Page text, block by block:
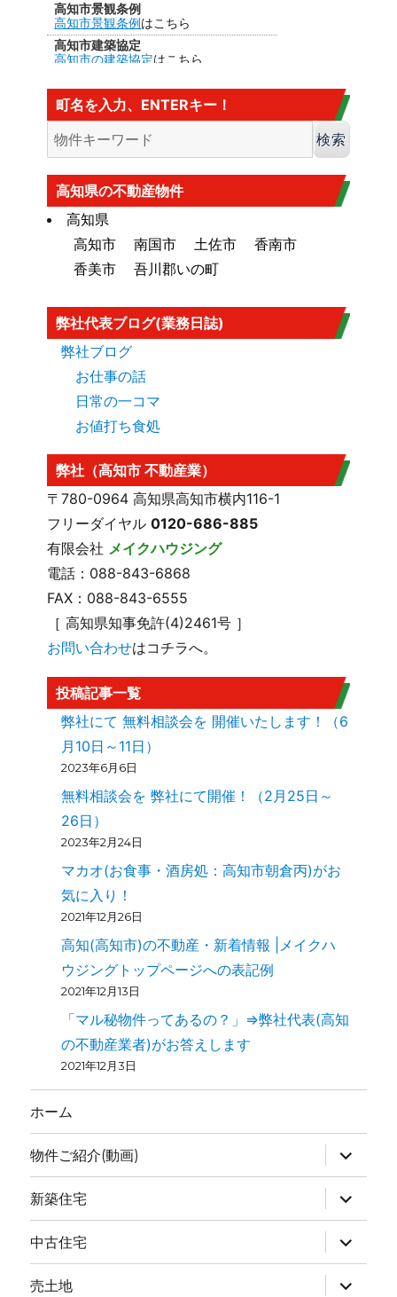
高知市景観条例
高知市景観条例 はこちら
高知市建築協定
高知市の建築協定はこちら
高知市の建法22条区域
はこちら・・・
カヤ葺き、ログハウスはダメ
香南市の海抜
香南市の海抜（標高）
高知市大規模盛土造成地マップ
ら
町名を入力、ENTERキー！
高知県の不動産物件
高知県
高知市
南国市 土佐市
香南市
香美市
吾川郡いの町
弊社代表ブログ(業務日誌)
弊社ブログ
お仕事の話
日常の一コマ
お値打ち食処
弊社（高知市 不動産業）
〒780-0964 高知県高知市横内116-1
フリーダイヤル0120-686-885
有限会社 メイクハウジング
電話：088-843-6868
FAX：088-843-6555
［ 高知県知事免許(4)2461号 ］
お問い合わせはコチラへ。
投稿記事一覧
弊社にて 無料相談会を 開催いたします！（6
月10日～11日）
2023年6月6日
無料相談会を 弊社にて開催！（2月25日～
26日）
2023年2月24日
マカオ(お食事・酒房処：高知市朝倉丙)がお
気に入り！
2021年12月26日
高知(高知市)の不動産・新着情報 |メイクハ
ウジングトップページへの表記例
2021年12月13日
「マル秘物件ってあるの？」⇒弊社代表(高知
の不動産業者)がお答えします
2021年12月3日
ホーム
物件ご紹介(動画)
新築住宅
中古住宅
売土地